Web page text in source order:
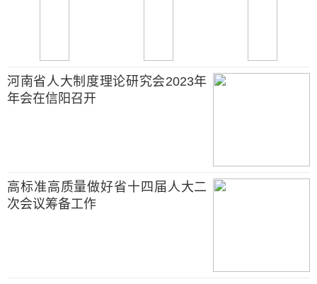
河南省人大制度理论研究会2023年
年会在信阳召开
高标准高质量做好省十四届人大二
次会议筹备工作